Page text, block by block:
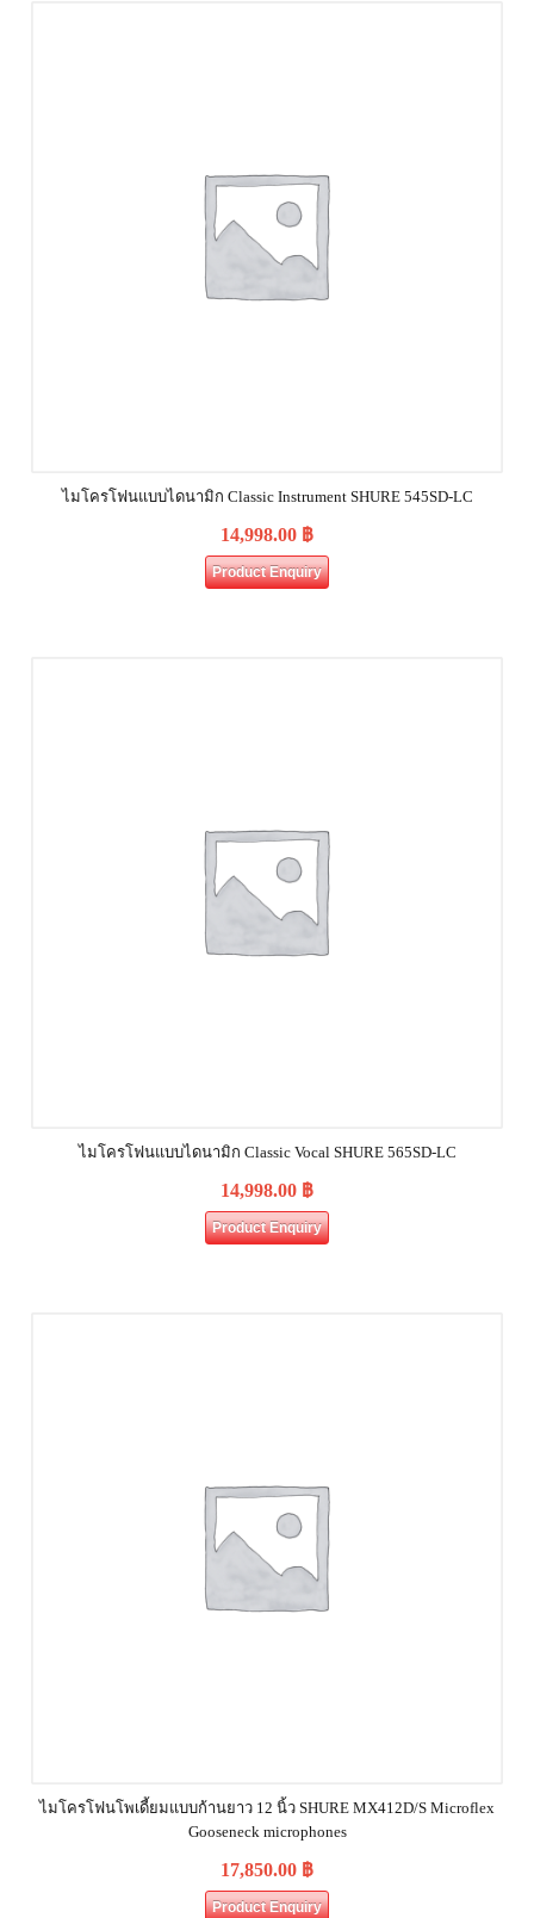
ไมโครโฟนแบบไดนามิก Classic Instrument SHURE 545SD-LC
14,998.00 ฿
Product Enquiry
ไมโครโฟนแบบไดนามิก Classic Vocal SHURE 565SD-LC
14,998.00 ฿
Product Enquiry
ไมโครโฟนโพเดี้ยมแบบก้านยาว 12 นิ้ว SHURE MX412D/S Microflex
Gooseneck microphones
17,850.00 ฿
Product Enquiry